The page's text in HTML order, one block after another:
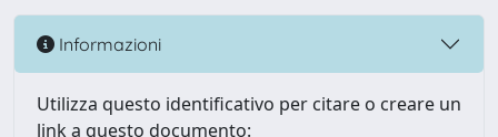
Informazioni
Utilizza questo identificativo per citare o creare un
link a questo documento: